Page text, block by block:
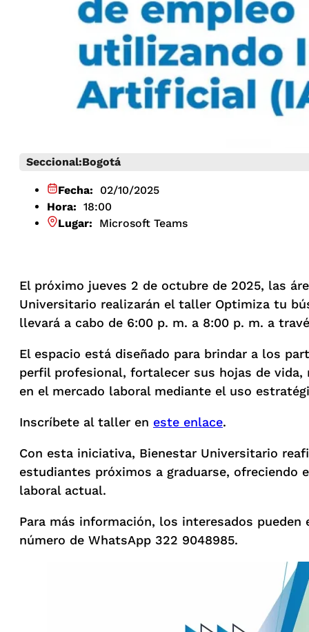
Seccional:Bogotá
Fecha:
02/10/2025
Hora: 18:00
Lugar:
Microsoft Teams
El próximo jueves 2 de octubre de 2025, las
Universitario realizarán el taller Optimiza tu
llevará a cabo de 6:00 p. m. a 8:00 p. m. a
El espacio está diseñado para brindar a los
perfil profesional, fortalecer sus hojas de
en el mercado laboral mediante el uso
Inscríbete al taller en este enlace.
Con esta iniciativa, Bienestar Universitario
estudiantes próximos a graduarse, ofreciendo
laboral actual.
Para más información, los interesados
número de WhatsApp 322 9048985.